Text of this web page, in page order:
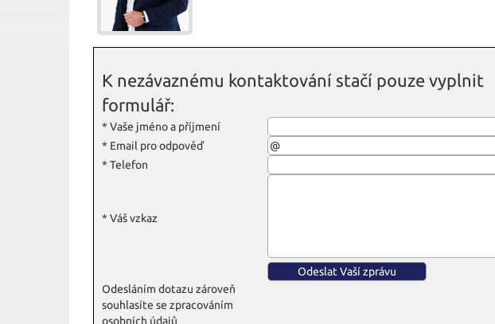
K nezávaznému kontaktování stačí pouze vyplnit
formulář:
* Vaše jméno a příjmení
* Email pro odpověď
* Telefon
* Váš vzkaz
Odesláním dotazu zároveň
souhlasíte se zpracováním
osobních údajů